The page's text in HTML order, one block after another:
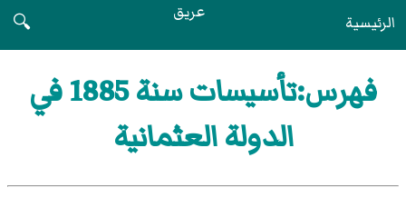
الرئيسية عريق
🔍
فهرس:تأسيسات سنة 1885 في
الدولة العثمانية